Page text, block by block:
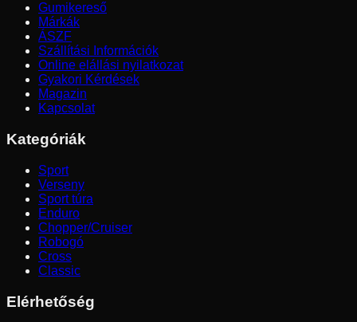
Gumikereső
Márkák
ÁSZF
Szállítási Információk
Online elállási nyilatkozat
Gyakori Kérdések
Magazin
Kapcsolat
Kategóriák
Sport
Verseny
Sport túra
Enduro
Chopper/Cruiser
Robogó
Cross
Classic
Elérhetőség